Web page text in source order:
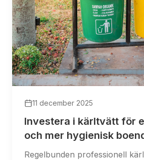
11 december 2025
Investera i kärltvätt för
och mer hygienisk
Regelbunden professionell